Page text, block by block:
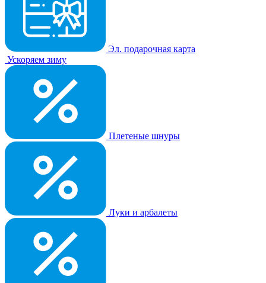
Эл. подарочная карта
Ускоряем зиму
Плетеные шнуры
Луки и арбалеты